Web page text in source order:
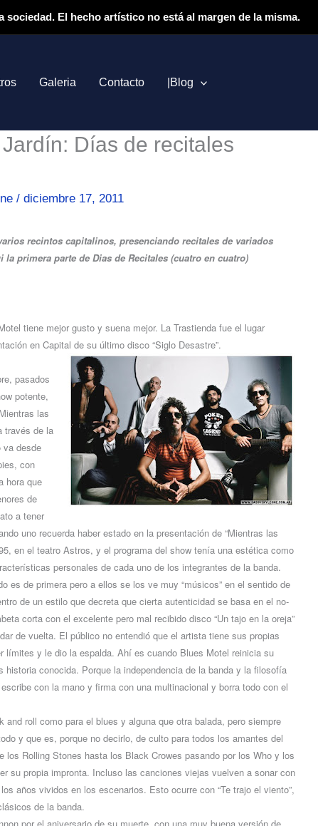
sociedad. El hecho artístico no está al margen de la misma.
Galeria Contacto |Blog
Días de recitales
/ diciembre 17, 2011
recintos capitalinos, presenciando recitales de variados
primera parte de Dias de Recitales (cuatro en cuatro)
tiene mejor gusto y suena mejor. La Trastienda fue el lugar
en Capital de su último disco “Siglo Desastre”.
pasados
potente,
las
través de la
va desde
con
hora que
de
a tener
uno recuerda haber estado en la presentación de “Mientras las
en el teatro Astros, y el programa del show tenía una estética como
personales de cada uno de los integrantes de la banda.
es de primera pero a ellos se los ve muy “músicos” en el sentido de
de un estilo que decreta que cierta autenticidad se basa en el no-
corta con el excelente pero mal recibido disco “Un tajo en la oreja”
de vuelta. El público no entendió que el artista tiene sus propias
límites y le dio la espalda. Ahí es cuando Blues Motel reinicia su
historia conocida. Porque la independencia de la banda y la filosofía
con la mano y firma con una multinacional y borra todo con el
roll como para el blues y alguna que otra balada, pero siempre
y que es, porque no decirlo, de culto para todos los amantes del
Rolling Stones hasta los Black Crowes pasando por los Who y los
su propia impronta. Incluso las canciones viejas vuelven a sonar con
años vividos en los escenarios. Esto ocurre con “Te trajo el viento”,
de la banda.